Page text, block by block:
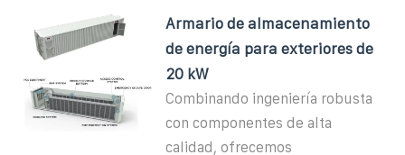
Armario de almacenamiento
de energía para exteriores de
20 kW
Combinando ingeniería robusta
con componentes de alta
calidad, ofrecemos